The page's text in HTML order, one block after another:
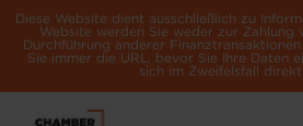
Diese Website dient ausschließlich zu
Website werden Sie weder zur Zahlung
Durchführung anderer
Sie immer die URL, bevor Sie Ihre Daten
sich im Zweifelsfall direkt